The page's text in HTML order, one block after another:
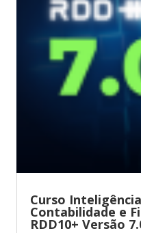
Curso
Contabilidade e
RDD10+ Versão